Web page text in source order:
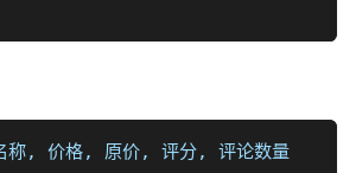
称, 价格, 原价, 评分, 评论数量